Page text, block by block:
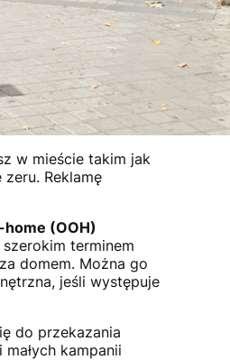
w mieście takim jak
Reklamę
(OOH)
terminem
domem. Można go
jeśli występuje
do przekazania
kampanii